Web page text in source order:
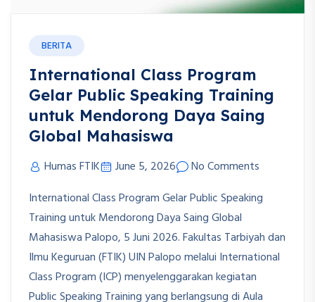
BERITA
International Class Program
Gelar Public Speaking Training
untuk Mendorong Daya Saing
Global Mahasiswa
Humas FTIK June 5, 2026
No Comments
International Class Program Gelar Public Speaking
Training untuk Mendorong Daya Saing Global
Mahasiswa Palopo, 5 Juni 2026. Fakultas Tarbiyah dan
Ilmu Keguruan (FTIK) UIN Palopo melalui International
Class Program (ICP) menyelenggarakan kegiatan
Public Speaking Training yang berlangsung di Aula